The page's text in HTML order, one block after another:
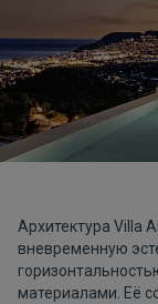
Архитектура Villa
вневременную
материалами. Её